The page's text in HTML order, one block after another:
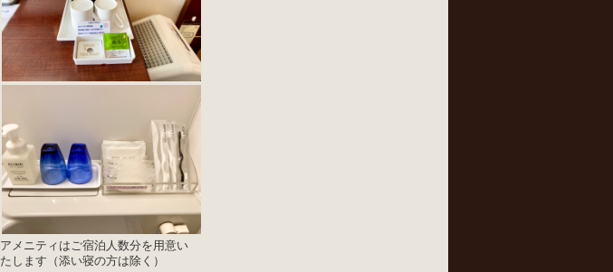
アメニティはご宿泊人数分を用意い
たします（添い寝の方は除く）